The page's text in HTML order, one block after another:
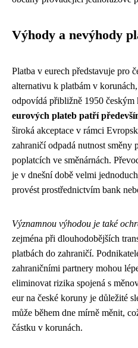
Výhody a nevýhody
Platba v eurech představuje pro
alternativu k platbám v
odpovídá přibližně 1950 českým
eurových plateb patří
široká akceptace v rámci
zahraničí odpadá nutnost směny
poplatcích ve směnárnách.
je v dnešní době velmi
provést prostřednictvím bank
Významnou výhodou je také
zejména při dlouhodobějších
platbách do zahraničí.
zahraničními partnery mohou
eliminovat rizika spojená s
eur na české koruny je důležité
může během dne mírně měnit,
částku v korunách.